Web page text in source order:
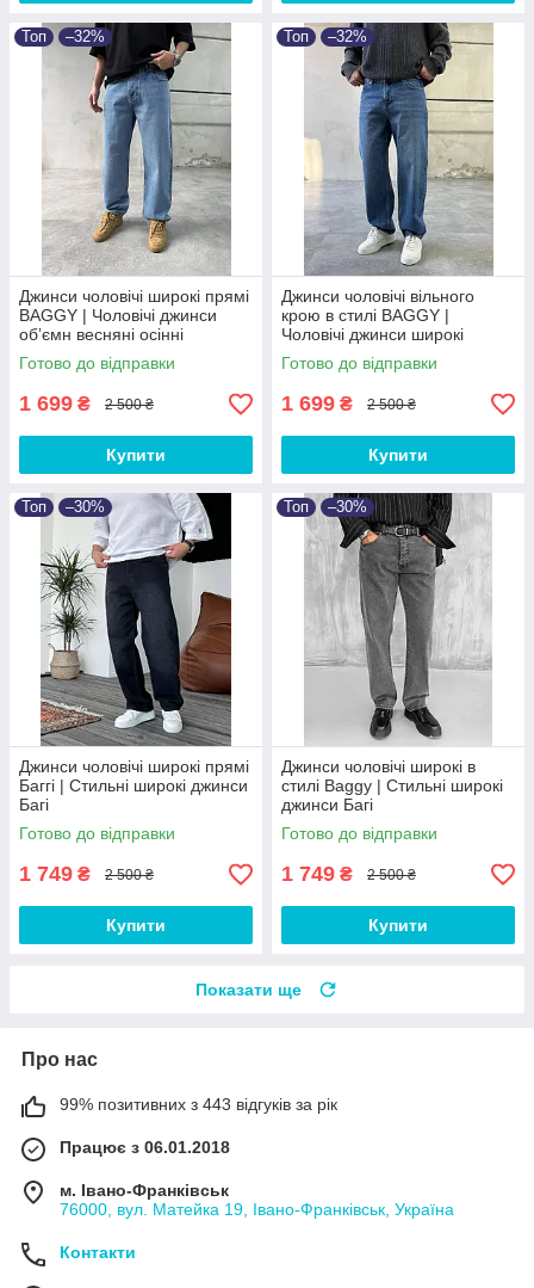
Топ –32%
Джинси чоловічі широкі прямі
BAGGY | Чоловічі джинси
обʼємн весняні осінні
Туреччина
Готово до відправки
1 699 ₴ 2 500 ₴
Купити
Топ –32%
Джинси чоловічі вільного
крою в стилі BAGGY |
Чоловічі джинси широкі
весняні осінні Баггі
Готово до відправки
1 699 ₴ 2 500 ₴
Купити
Топ –30%
Джинси чоловічі широкі прямі
Баггі | Стильні широкі джинси
Багі
Готово до відправки
1 749 ₴ 2 500 ₴
Купити
Топ –30%
Джинси чоловічі широкі в
стилі Baggy | Стильні широкі
джинси Багі
Готово до відправки
1 749 ₴ 2 500 ₴
Купити
Показати ще
Про нас
99% позитивних з 443 відгуків за рік
Працює з 06.01.2018
м. Івано-Франківськ
76000, вул. Матейка 19, Івано-Франківськ, Україна
Контакти